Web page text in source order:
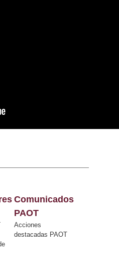
Comunicados
PAOT
Acciones
destacadas PAOT